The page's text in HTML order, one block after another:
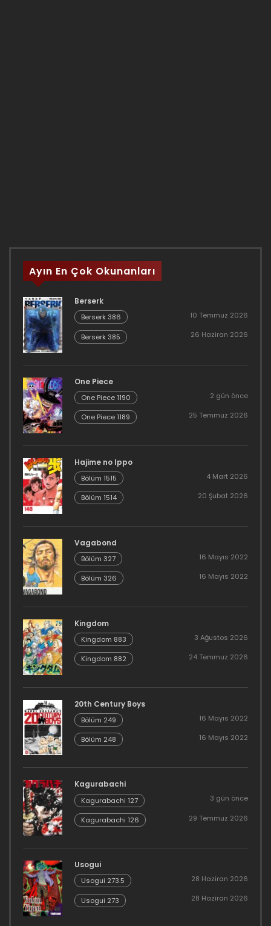
Ayın En Çok Okunanları
Berserk
Berserk 386 10 Temmuz 2026
Berserk 385 26 Haziran 2026
One Piece
One Piece 1190 2 gün önce
One Piece 1189 25 Temmuz 2026
Hajime no Ippo
Bölüm 1515 4 Mart 2026
Bölüm 1514 20 Şubat 2026
Vagabond
Bölüm 327 16 Mayıs 2022
Bölüm 326 16 Mayıs 2022
Kingdom
Kingdom 883 3 Ağustos 2026
Kingdom 882 24 Temmuz 2026
20th Century Boys
Bölüm 249 16 Mayıs 2022
Bölüm 248 16 Mayıs 2022
Kagurabachi
Kagurabachi 127 3 gün önce
Kagurabachi 126 29 Temmuz 2026
Usogui
Usogui 273.5 28 Haziran 2026
Usogui 273 28 Haziran 2026